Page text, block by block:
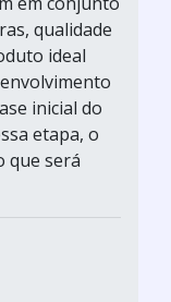
qualidade
ideal
inicial do
etapa, o
que será